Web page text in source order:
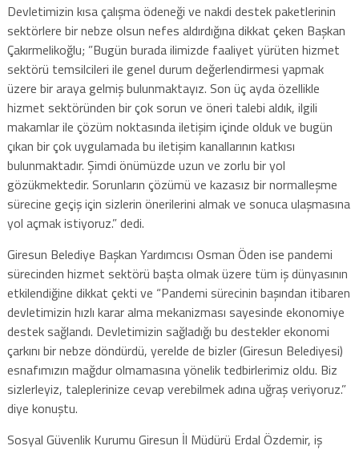
Devletimizin kısa çalışma ödeneği ve nakdi destek paketlerinin
sektörlere bir nebze olsun nefes aldırdığına dikkat çeken Başkan
Çakırmelikoğlu; ”Bugün burada ilimizde faaliyet yürüten hizmet
sektörü temsilcileri ile genel durum değerlendirmesi yapmak
üzere bir araya gelmiş bulunmaktayız. Son üç ayda özellikle
hizmet sektöründen bir çok sorun ve öneri talebi aldık, ilgili
makamlar ile çözüm noktasında iletişim içinde olduk ve bugün
çıkan bir çok uygulamada bu iletişim kanallarının katkısı
bulunmaktadır. Şimdi önümüzde uzun ve zorlu bir yol
gözükmektedir. Sorunların çözümü ve kazasız bir normalleşme
sürecine geçiş için sizlerin önerilerini almak ve sonuca ulaşmasına
yol açmak istiyoruz.” dedi.
Giresun Belediye Başkan Yardımcısı Osman Öden ise pandemi
sürecinden hizmet sektörü başta olmak üzere tüm iş dünyasının
etkilendiğine dikkat çekti ve “Pandemi sürecinin başından itibaren
devletimizin hızlı karar alma mekanizması sayesinde ekonomiye
destek sağlandı. Devletimizin sağladığı bu destekler ekonomi
çarkını bir nebze döndürdü, yerelde de bizler (Giresun Belediyesi)
esnafımızın mağdur olmamasına yönelik tedbirlerimiz oldu. Biz
sizlerleyiz, taleplerinize cevap verebilmek adına uğraş veriyoruz.”
diye konuştu.
Sosyal Güvenlik Kurumu Giresun İl Müdürü Erdal Özdemir, iş